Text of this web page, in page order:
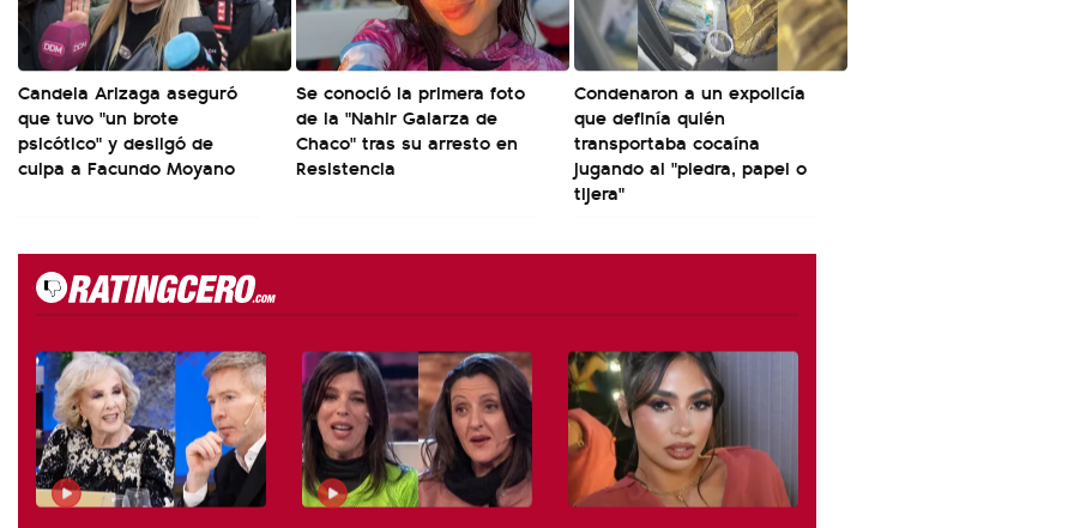
Candela Arizaga aseguró
que tuvo "un brote
psicótico" y desligó de
culpa a Facundo Moyano
Se conoció la primera foto
de la "Nahir Galarza de
Chaco" tras su arresto en
Resistencia
Condenaron a un expolicía
que definía quién
transportaba cocaína
jugando al "piedra, papel o
tijera"